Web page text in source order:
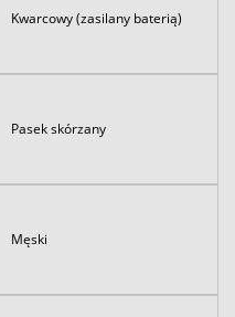
Kwarcowy (zasilany baterią)
Pasek skórzany
Męski